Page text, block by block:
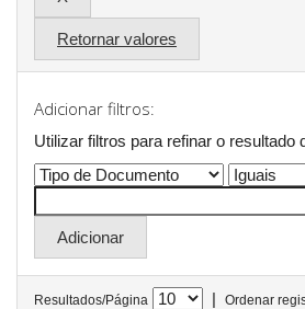
Retornar valores
Adicionar filtros:
Utilizar filtros para refinar o resultado
Resultados/Página |
Ordenar